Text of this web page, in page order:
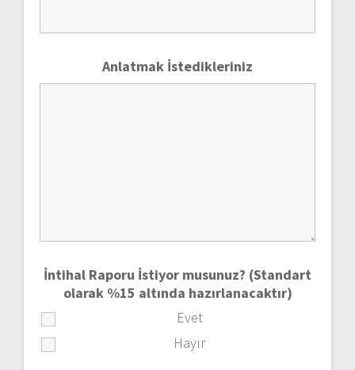
Anlatmak İstedikleriniz
İntihal Raporu İstiyor musunuz? (Standart
olarak %15 altında hazırlanacaktır)
Evet
Hayır